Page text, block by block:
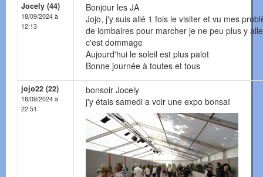
Jocely (44)
18/09/2024 à
12:13
Bonjour les JA
Jojo, j'y suis allé 1 fois le visiter et vu mes
de lombaires pour marcher je ne peu plus y
c'est dommage
Aujourd'hui le soleil est plus palot
Bonne journée à toutes et tous
jojo22 (22)
18/09/2024 à
22:51
bonsoir Jocely
j'y étais samedi a voir une expo bonsaï